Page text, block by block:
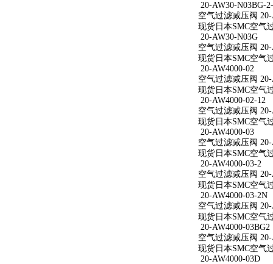
20-AW30-N03BG-
空气过滤减压阀
现货日本SMC空气
20-AW30-N03G
空气过滤减压阀
现货日本SMC空气
20-AW4000-02
空气过滤减压阀 20-
现货日本SMC空气
20-AW4000-02-12
空气过滤减压阀 20-
现货日本SMC空气
20-AW4000-03
空气过滤减压阀 20-
现货日本SMC空气
20-AW4000-03-2
空气过滤减压阀 20-
现货日本SMC空气
20-AW4000-03-2N
空气过滤减压阀
现货日本SMC空气
20-AW4000-03BG2
空气过滤减压阀 20-
现货日本SMC空气
20-AW4000-03D